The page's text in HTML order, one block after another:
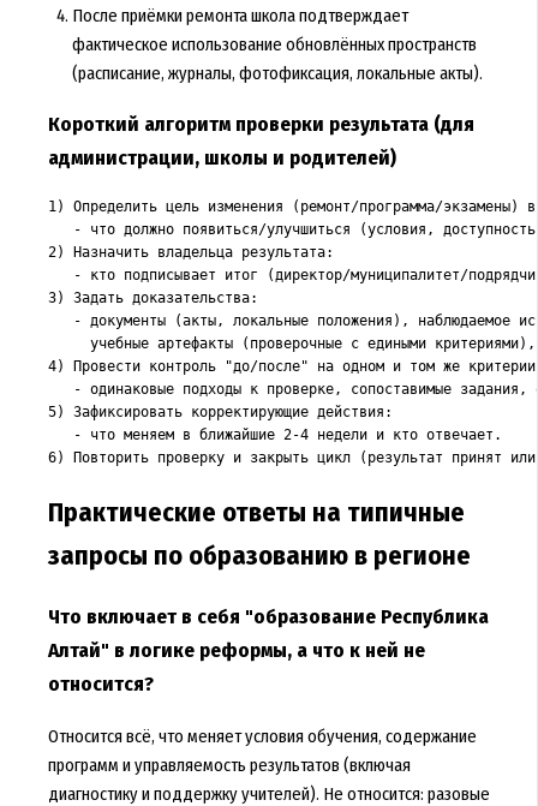
После приёмки ремонта школа подтверждает
фактическое использование обновлённых пространств
(расписание, журналы, фотофиксация, локальные акты).
Короткий алгоритм проверки результата (для
администрации, школы и родителей)
1) Определить цель изменения (ремонт/программа/экзамены)
- что должно появиться/улучшиться (условия,
2) Назначить владельца результата:
- кто подписывает итог (директор/муниципалитет/
3) Задать доказательства:
- документы (акты, локальные положения), наблюдаемое
учебные артефакты (проверочные с едиными
4) Провести контроль "до/после" на одном и том же
- одинаковые подходы к проверке, сопоставимые задания,
5) Зафиксировать корректирующие действия:
   - что меняем в ближайшие 2-4 недели и кто отвечает.
6) Повторить проверку и закрыть цикл (результат принят
Практические ответы на типичные
запросы по образованию в регионе
Что включает в себя "образование Республика
Алтай" в логике реформы, а что к ней не
относится?
Относится всё, что меняет условия обучения, содержание
программ и управляемость результатов (включая
диагностику и поддержку учителей). Не относится: разовые